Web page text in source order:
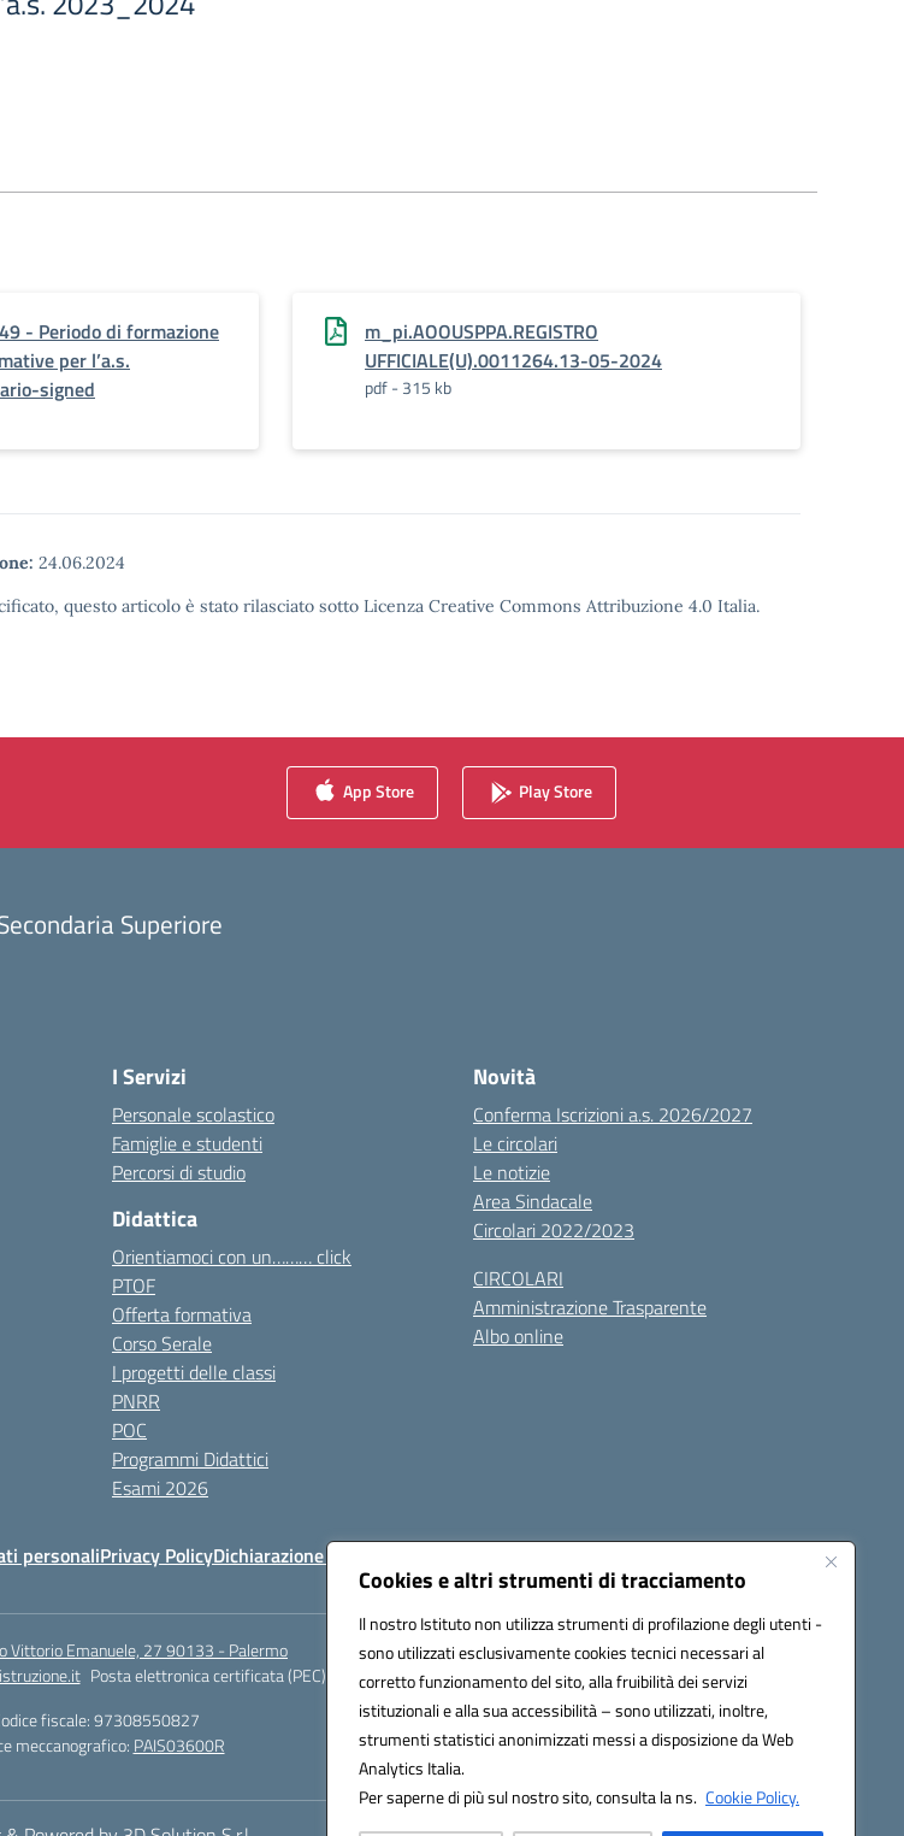
Cookies e altri strumenti di tracciamento
Il nostro Istituto non utilizza strumenti di profilazione degli utenti -
sono utilizzati esclusivamente cookies tecnici necessari al
corretto funzionamento del sito, alla fruibilità dei servizi
istituzionali e alla sua accessibilità – sono utilizzati, inoltre,
strumenti statistici anonimizzati messi a disposizione da Web
Analytics Italia.
Per saperne di più sul nostro sito, consulta la ns. Cookie Policy.
- Periodo di formazione
per l’a.s.
signed
m_pi.AOOUSPPA.REGISTRO
UFFICIALE(U).0011264.13-05-2024
pdf - 315 kb
24.06.2024
questo articolo è stato rilasciato sotto Licenza Creative Commons Attribuzione 4.0 Italia.
App Store Play Store
Superiore
I Servizi
Personale scolastico
Famiglie e studenti
Percorsi di studio
Didattica
Orientiamoci con un……… click
PTOF
Offerta formativa
Corso Serale
I progetti delle classi
PNRR
POC
Programmi Didattici
Esami 2026
Novità
Conferma Iscrizioni a.s. 2026/2027
Le circolari
Le notizie
Area Sindacale
Circolari 2022/2023
CIRCOLARI
Amministrazione Trasparente
Albo online
personaliPrivacy PolicyDichiarazione di accessibilità Seguici su:
Vittorio Emanuele, 27 90133 - Palermo
Posta elettronica certificata (PEC):
pais03600r@pec.istruzione.it
fiscale: 97308550827
meccanografico: PAIS03600R